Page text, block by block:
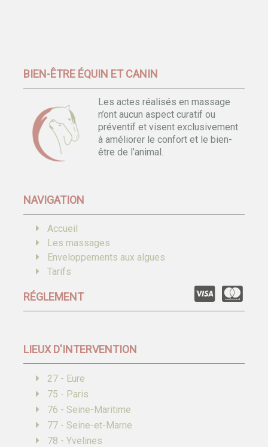
BIEN-ÊTRE ÉQUIN ET CANIN
Les actes réalisés en massage
n’ont aucun aspect curatif ou
préventif et visent exclusivement
à améliorer le confort et le bien-
être de l’animal.
NAVIGATION
Accueil
Les massages
Enveloppements aux algues
Tarifs
RÉGLEMENT
LIEUX D'INTERVENTION
27 - Eure
75 - Paris
76 - Seine-Maritime
77 - Seine-et-Marne
78 - Yvelines